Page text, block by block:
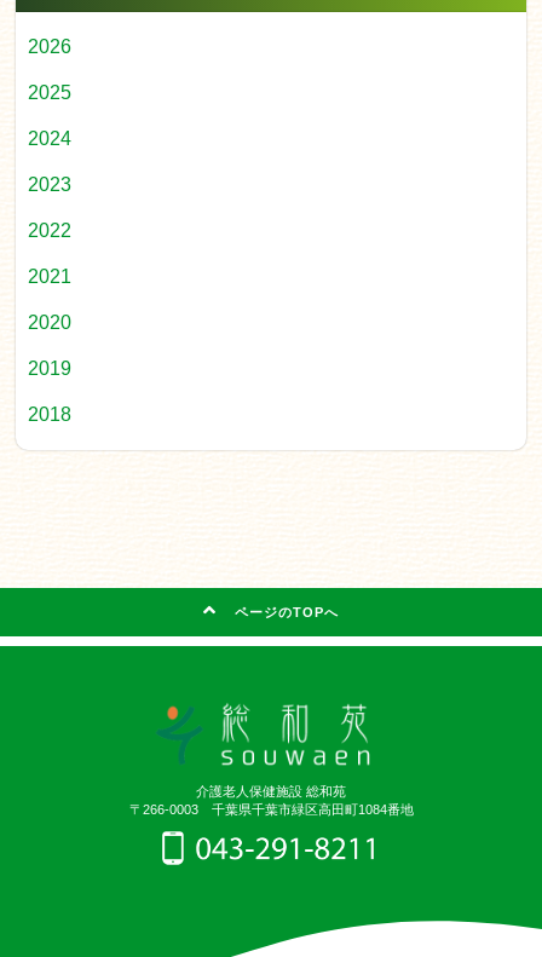
2026
2025
2024
2023
2022
2021
2020
2019
2018
ページのTOPへ
介護老人保健施設 総和苑
〒266-0003 千葉県千葉市緑区高田町1084番地